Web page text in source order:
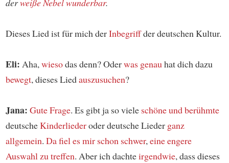
derweiße Nebelwunderbar.
Dieses Lied ist für mich derInbegriffder deutschen Kultur.
Eli: Aha,wiesodas denn? Oderwas genauhat dich dazu
bewegt, dieses Liedauszusuchen?
Jana: Gute Frage. Es gibt ja so viele schöne und berühmte
deutscheKinderliederoder deutsche Lieder ganz
allgemein. Da fiel es mir schon schwer,eine engere
Auswahl zu treffen. Aber ich dachteirgendwie, dass dieses